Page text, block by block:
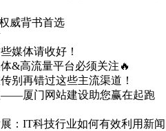
威背书首选
媒体请收好！
&高流量平台必须关注🔥
别再错过这些主流渠道！
——厦门网站建设助您赢在起跑
：IT科技行业如何有效利用新闻